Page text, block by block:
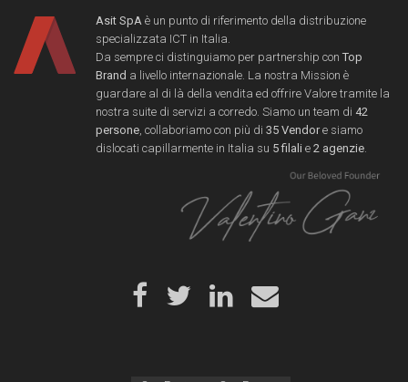
Asit SpA è un punto di riferimento della distribuzione
specializzata ICT in Italia.
Da sempre ci distinguiamo per partnership con Top
Brand a livello internazionale. La nostra Mission è
guardare al di là della vendita ed offrire Valore tramite la
nostra suite di servizi a corredo. Siamo un team di 42
persone , collaboriamo con più di 35 Vendore siamo
dislocati capillarmente in Italia su 5 filali e 2 agenzie